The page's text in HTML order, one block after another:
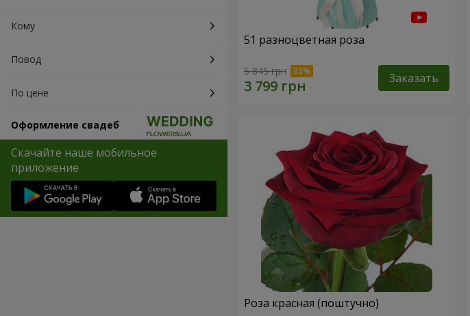
Кому
Повод
По цене
Оформление свадеб
Скачайте наше мобильное
приложение
51 разноцветная роза
5 845 грн Заказать
Роза красная (поштучно)